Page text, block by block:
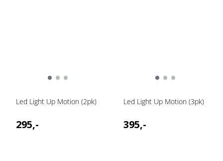
Led Light Up Motion (2pk)
295,-
Led Light Up Motion (3pk)
395,-